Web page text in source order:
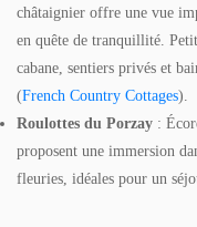
châtaignier offre une vue
en quête de tranquillité.
cabane, sentiers privés et
(French Country Cottages).
Roulottes du Porzay :
proposent une immersion
fleuries, idéales pour un